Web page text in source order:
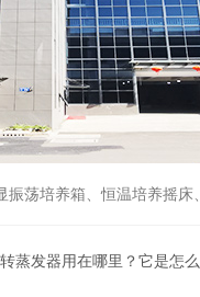
振荡培养箱、恒温培养摇
蒸发器用在哪里？它是怎